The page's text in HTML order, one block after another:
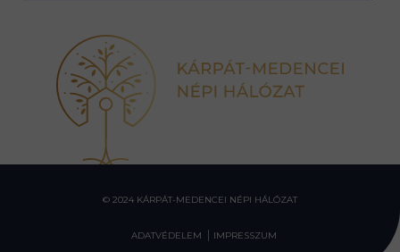
© 2024 KÁRPÁT-MEDENCEI NÉPI HÁLÓZAT
ADATVÉDELEM IMPRESSZUM